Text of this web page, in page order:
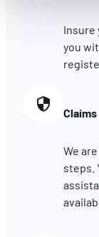
vos
Mesurer
comprenant
les
sociaux utilisés
Insure
you
We
steps.